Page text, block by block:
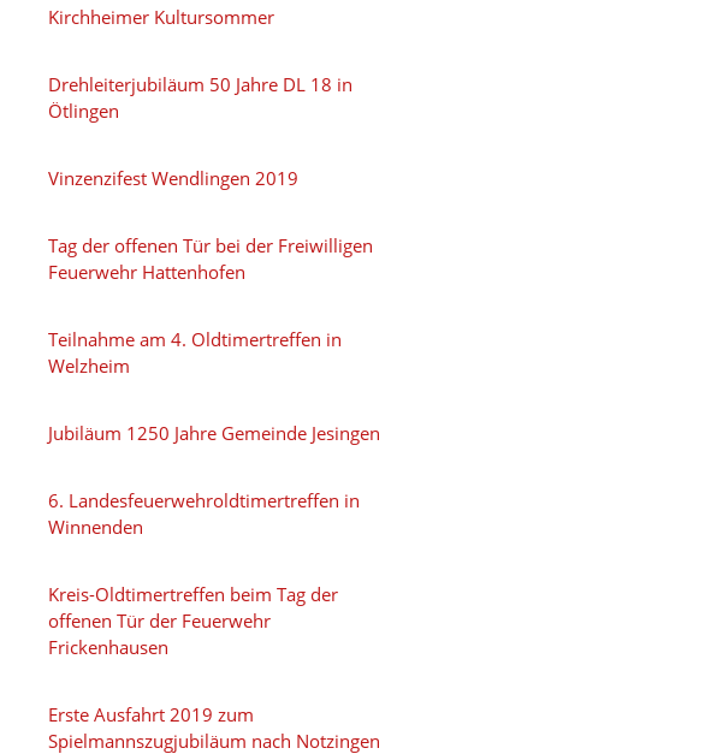
Kirchheimer Kultursommer
Drehleiterjubiläum 50 Jahre DL 18 in
Ötlingen
Vinzenzifest Wendlingen 2019
Tag der offenen Tür bei der Freiwilligen
Feuerwehr Hattenhofen
Teilnahme am 4. Oldtimertreffen in
Welzheim
Jubiläum 1250 Jahre Gemeinde Jesingen
6. Landesfeuerwehroldtimertreffen in
Winnenden
Kreis-Oldtimertreffen beim Tag der
offenen Tür der Feuerwehr
Frickenhausen
Erste Ausfahrt 2019 zum
Spielmannszugjubiläum nach Notzingen